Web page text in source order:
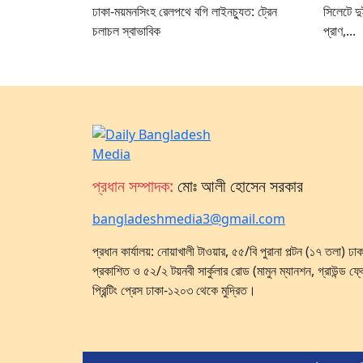
ঢাকা-ময়মনসিংহ রেলপথে বগি লাইনচ্যুত: ট্রেন
চলাচল স্বাভাবিক
সিলেটে
প্রাণ,...
প্রধান সম্পাদক: মোঃ আলী হোসেন সরকার
bangladeshmedia3@gmail.com
প্রধান কার্যালয়: নোয়াখালী টাওয়ার, ৫৫/বি পুরানা পল্টন (১৭ তলা)
প্রকাশিত ও ৫২/২ টয়নবী সার্কুলার রোড (মামুন ম্যানশন, গ্রাউন্ড
প্রিন্টিং প্রেস ঢাকা-১২০৩ থেকে মুদ্রিত।